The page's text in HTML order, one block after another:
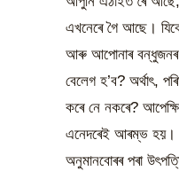
এখনেৰে গৈ আছে।
আৰু আপোনাৰ বন্ধুজনৰ
বেলেগ হ’ব? অৰ্থাৎ,
কৰে নে নকৰে?
এনেদৰেই আৰম্ভ হয়।
অনুমানবোৰৰ পৰা